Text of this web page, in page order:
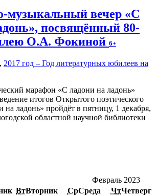
музыкальный вечер «С
посвящённый 80-
О.А. Фокиной 6+
, 2017 год – Год литературных юбилеев на
итогов Открытого поэтического
ладонь» пройдёт в пятницу, 1 декабря,
областной научной библиотеки
Февраль 2023
ВтВторник СрСреда ЧтЧетверг